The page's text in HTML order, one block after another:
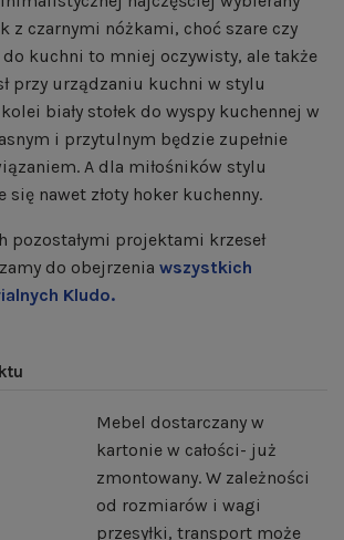
z czarnymi nóżkami, choć szare czy
kuchni to mniej oczywisty, ale także
przy urządzaniu kuchni w stylu
biały stołek do wyspy kuchennej w
i przytulnym będzie zupełnie
A dla miłośników stylu
nawet złoty hoker kuchenny.
pozostałymi projektami krzeseł
do obejrzenia wszystkich
Kludo.
Mebel dostarczany w
kartonie w całości- już
zmontowany. W zależności
od rozmiarów i wagi
przesyłki, transport może